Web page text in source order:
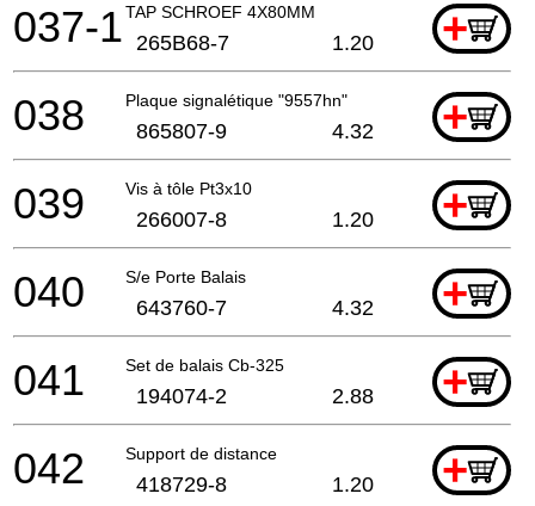
TAP SCHROEF 4X80MM +
037-1 265B68-7 1.20
Plaque signalétique "9557hn" +
038 865807-9 4.32
Vis à tôle Pt3x10 +
039 266007-8 1.20
S/e Porte Balais +
040 643760-7 4.32
Set de balais Cb-325 +
041 194074-2 2.88
Support de distance +
042 418729-8 1.20